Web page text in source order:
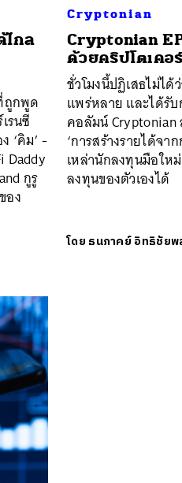
ไกล
ถูกพูด
รนซี
‘คิม’ -
Daddy
กูรู
อง
Cryptonian
Cryptonian
ด้วยคริปโตเคอ
ชั่วโมงนี้ปฏิเสธไม่ได้
แพร่หลาย และได้รับ
คอลัมน์
‘การสร้างรายได้จา
เหล่านักลงทุนมือให
ลงทุนของตัวเองได้
โดย ธนภาคย์ อิทธิชัยพ